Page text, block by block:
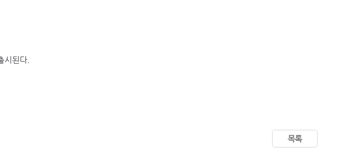
시된다.
목록